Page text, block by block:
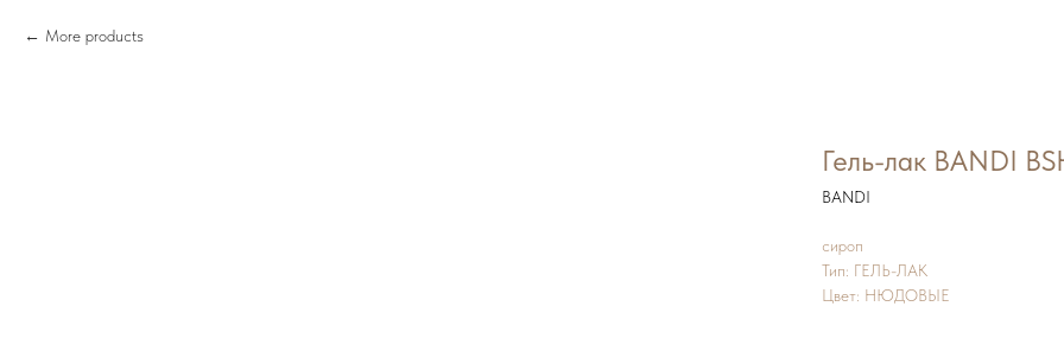
More products
Гель-лак BANDI
BANDI
сироп
Тип: ГЕЛЬ-ЛАК
Цвет: НЮДОВЫЕ